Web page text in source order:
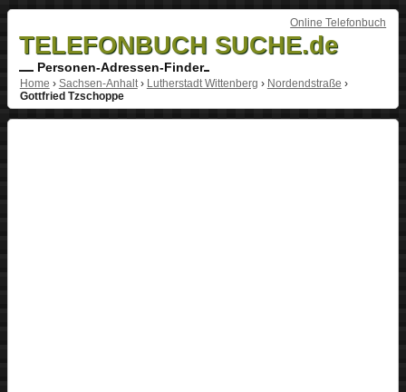
Online Telefonbuch
TELEFONBUCH SUCHE.de
Personen-Adressen-Finder
Home › Sachsen-Anhalt› Lutherstadt Wittenberg › Nordendstraße ›
Gottfried Tzschoppe